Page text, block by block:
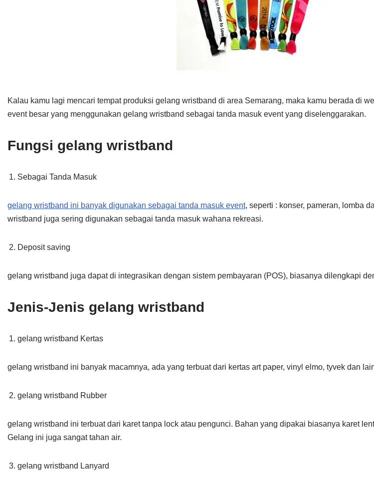
Kalau kamu lagi mencari tempat produksi gelang wristband di area Semarang, maka kamu berada di
event besar yang menggunakan gelang wristband sebagai tanda masuk event yang diselenggarakan.
Fungsi gelang wristband
Sebagai Tanda Masuk
gelang wristband ini banyak digunakan sebagai tanda masuk event, seperti : konser, pameran, lomba
wristband juga sering digunakan sebagai tanda masuk wahana rekreasi.
Deposit saving
gelang wristband juga dapat di integrasikan dengan sistem pembayaran (POS), biasanya dilengkapi
Jenis-Jenis gelang wristband
gelang wristband Kertas
gelang wristband ini banyak macamnya, ada yang terbuat dari kertas art paper, vinyl elmo, tyvek dan
gelang wristband Rubber
gelang wristband ini terbuat dari karet tanpa lock atau pengunci. Bahan yang dipakai biasanya karet
Gelang ini juga sangat tahan air.
gelang wristband Lanyard